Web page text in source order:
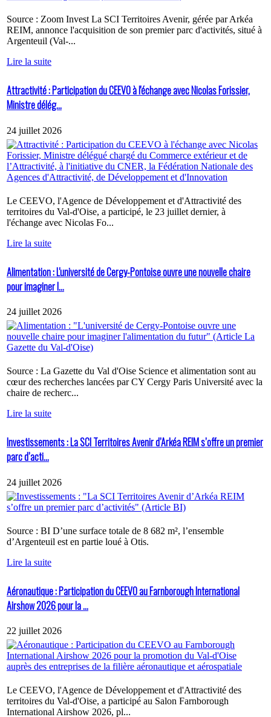
Source : Zoom Invest La SCI Territoires Avenir, gérée par Arkéa
REIM, annonce l'acquisition de son premier parc d'activités, situé à
Argenteuil (Val-...
Lire la suite
Attractivité : Participation du CEEVO à l'échange avec Nicolas Forissier,
Ministre délég...
24 juillet 2026
Le CEEVO, l'Agence de Développement et d'Attractivité des
territoires du Val-d'Oise, a participé, le 23 juillet dernier, à
l'échange avec Nicolas Fo...
Lire la suite
Alimentation : L'université de Cergy-Pontoise ouvre une nouvelle chaire
pour imaginer l...
24 juillet 2026
Source : La Gazette du Val d'Oise Science et alimentation sont au
cœur des recherches lancées par CY Cergy Paris Université avec la
chaire de recherc...
Lire la suite
Investissements : La SCI Territoires Avenir d’Arkéa REIM s’offre un premier
parc d’acti...
24 juillet 2026
Source : BI D’une surface totale de 8 682 m², l’ensemble
d’Argenteuil est en partie loué à Otis.
Lire la suite
Aéronautique : Participation du CEEVO au Farnborough International
Airshow 2026 pour la ...
22 juillet 2026
Le CEEVO, l'Agence de Développement et d'Attractivité des
territoires du Val-d'Oise, a participé au Salon Farnborough
International Airshow 2026, pl...